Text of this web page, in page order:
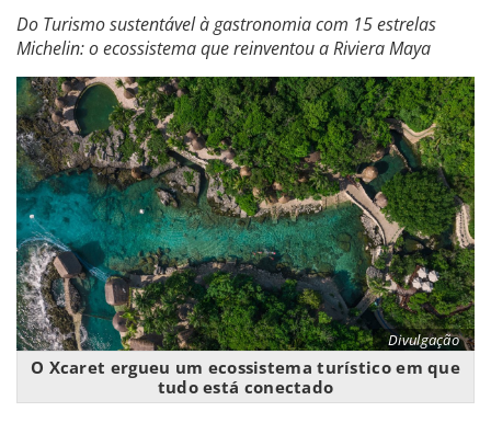
Do Turismo sustentável à gastronomia com 15 estrelas
Michelin: o ecossistema que reinventou a Riviera Maya
Divulgação
O Xcaret ergueu um ecossistema turístico em que
tudo está conectado